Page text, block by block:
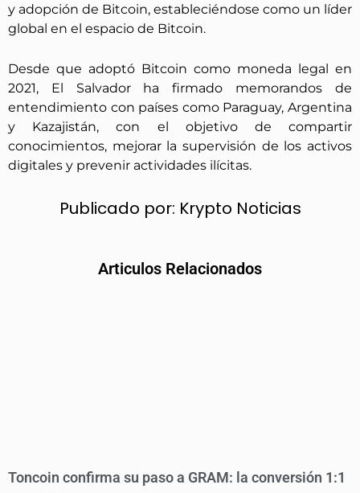
y adopción de Bitcoin, estableciéndose como un líder
global en el espacio de Bitcoin.
Desde que adoptó Bitcoin como moneda legal en
2021, El Salvador ha firmado memorandos de
entendimiento con países como Paraguay, Argentina
y Kazajistán, con el objetivo de compartir
conocimientos, mejorar la supervisión de los activos
digitales y prevenir actividades ilícitas.
Publicado por: Krypto Noticias
Articulos Relacionados
Toncoin confirma su paso a GRAM: la conversión 1:1